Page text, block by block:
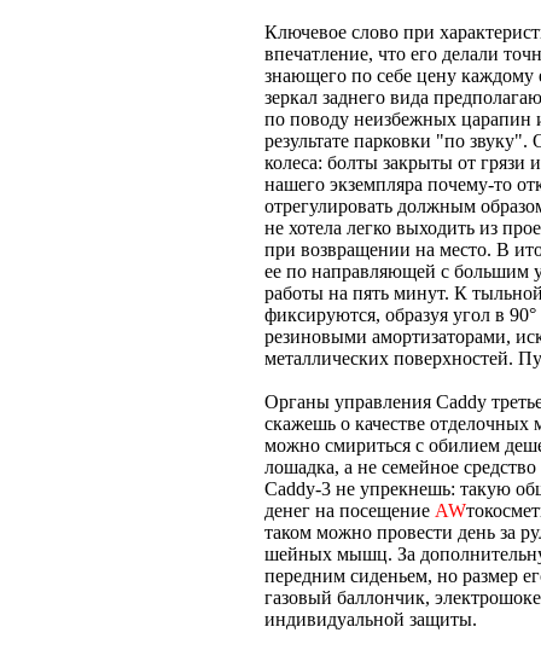
Ключевое слово при
впечатление, что его делали
знающего по себе цену
зеркал заднего вида
по поводу неизбежных царапин
результате парковки "по
колеса: болты закрыты от грязи
нашего экземпляра почему-то
отрегулировать должным
не хотела легко выходить из
при возвращении на место. В
ее по направляющей с большим
работы на пять минут. К
фиксируются, образуя угол в
резиновыми амортизаторами,
металлических поверхностей.
Органы управления Caddy
скажешь о качестве отделочных
можно смириться с обилием
лошадка, а не семейное
Caddy-3 не упрекнешь: такую
денег на посещение AW
таком можно провести день за
шейных мышц. За
передним сиденьем, но размер
газовый баллончик,
индивидуальной защиты.